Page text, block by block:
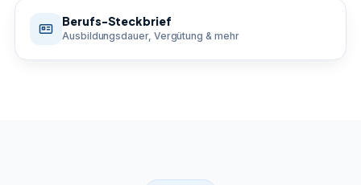
Berufs-Steckbrief
Ausbildungsdauer, Vergütung & mehr